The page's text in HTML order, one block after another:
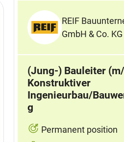
REIF
GmbH & Co. KG
(Jung-) Bauleiter
Konstruktiver
Ingenieurbau/
g
Permanent position